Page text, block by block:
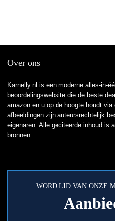
Over ons
Karnelly.nl is een moderne alles-in-
beoordelingswebsite die de beste
amazon en u op de hoogte houdt
afbeeldingen zijn auteursrechtelijk
eigenaren. Alle geciteerde inhoud is
bronnen.
WORD LID VAN ONZE